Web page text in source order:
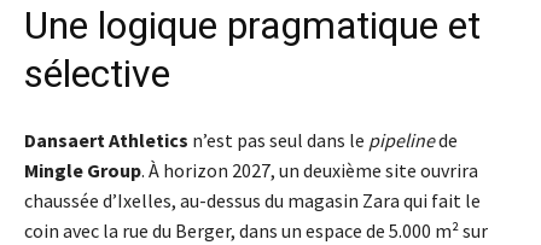
Une logique pragmatique et
sélective
Dansaert Athletics n’est pas seul dans le pipelinede
Mingle Group. À horizon 2027, un deuxième site ouvrira
chaussée d’Ixelles, au-dessus du magasin Zara qui fait le
coin avec la rue du Berger, dans un espace de 5.000 m² sur